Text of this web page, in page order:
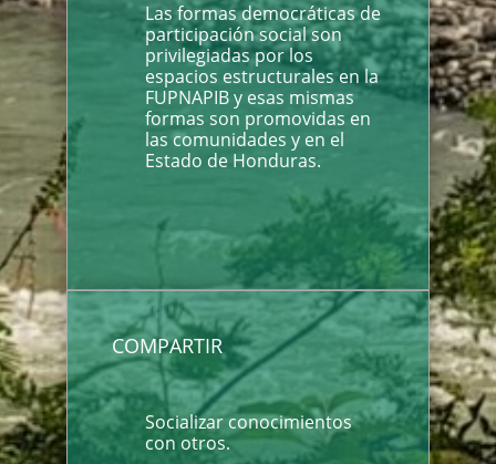
Las formas democráticas de
participación social son
privilegiadas por los
espacios estructurales en la
FUPNAPIB y esas mismas
formas son promovidas en
las comunidades y en el
Estado de Honduras.
COMPARTIR
Socializar conocimientos
con otros.